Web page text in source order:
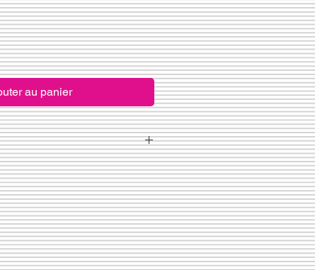
au panier
ist die Bezhalung mit 100